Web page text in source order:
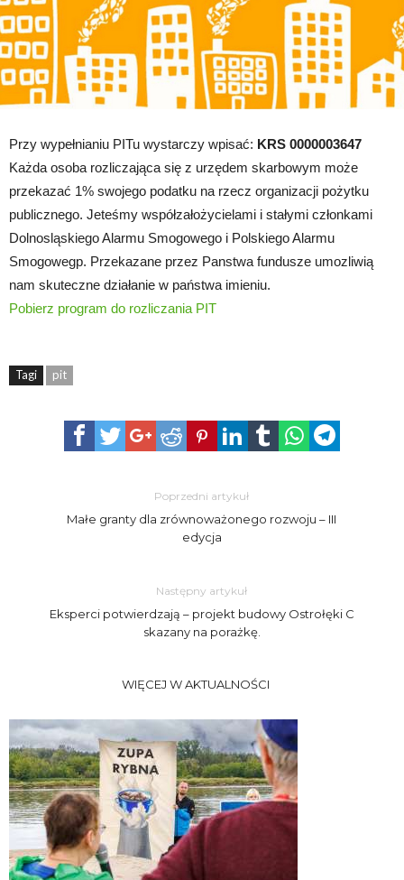
Przy wypełnianiu PITu wystarczy wpisać: KRS 0000003647
Każda osoba rozliczająca się z urzędem skarbowym może
przekazać 1% swojego podatku na rzecz organizacji pożytku
publicznego. Jeteśmy współzałożycielami i stałymi członkami
Dolnosląskiego Alarmu Smogowego i Polskiego Alarmu
Smogowegp. Przekazane przez Panstwa fundusze umozliwią
nam skuteczne działanie w państwa imieniu.
Pobierz program do rozliczania PIT
Tagi pit
Poprzedni artykuł
Małe granty dla zrównoważonego rozwoju – III
edycja
Następny artykuł
Eksperci potwierdzają – projekt budowy Ostrołęki C
skazany na porażkę.
WIĘCEJ W AKTUALNOŚCI